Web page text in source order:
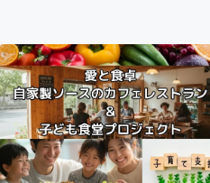
アート・写真
テクノロジー・ガジ
映像・映画